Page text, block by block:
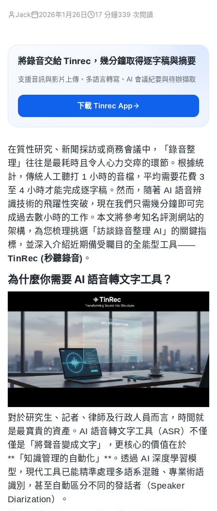
Jack 2026年1月26日 17 分鐘339 次閱讀
將錄音交給 Tinrec，幾分鐘取得逐字稿與摘要
支援音訊與影片上傳、多語言轉寫、AI 會議紀要與待辦擷取
下載 Tinrec App
在質性研究、新聞採訪或商務會議中，「錄音整
理」往往是最耗時且令人心力交瘁的環節。根據統
計，傳統人工聽打 1 小時的音檔，平均需要花費 3
至 4 小時才能完成逐字稿。然而，隨著 AI 語音辨
識技術的飛躍性突破，現在我們只需幾分鐘即可完
成過去數小時的工作。本文將參考知名評測網站的
架構，為您梳理挑選「訪談錄音整理 AI」的關鍵指
標，並深入介紹近期備受矚目的全能型工具——
TinRec (秒聽錄音) 。
為什麼你需要 AI 語音轉文字工具？
對於研究生、記者、律師及行政人員而言，時間就
是最寶貴的資產。AI 語音轉文字工具（ASR）不僅
僅是「將聲音變成文字」，更核心的價值在於
**「知識管理的自動化」**。透過 AI 深度學習模
型，現代工具已能精準處理多語系混雜、專業術語
識別，甚至自動區分不同的發話者（Speaker
Diarization）。